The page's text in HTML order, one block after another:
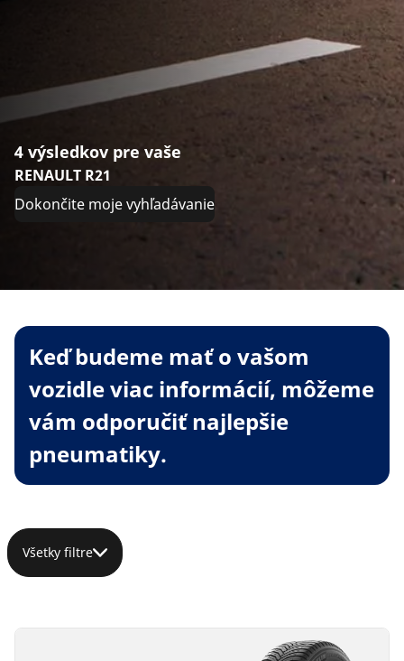
4 výsledkov pre vaše
RENAULT R21
Dokončite moje vyhľadávanie
Keď budeme mať o vašom
vozidle viac informácií, môžeme
vám odporučiť najlepšie
pneumatiky.
Všetky filtre